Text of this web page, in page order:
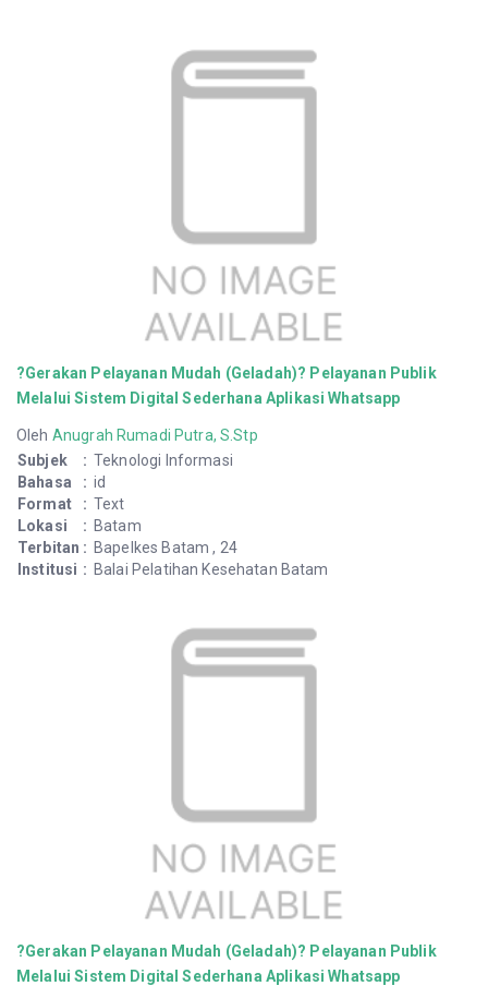
?Gerakan Pelayanan Mudah (Geladah)? Pelayanan Publik
Melalui Sistem Digital Sederhana Aplikasi Whatsapp
Oleh Anugrah Rumadi Putra, S.Stp
Subjek
: Teknologi Informasi
Bahasa
: id
Format
: Text
Lokasi
: Batam
Terbitan : Bapelkes Batam , 24
Institusi : Balai Pelatihan Kesehatan Batam
?Gerakan Pelayanan Mudah (Geladah)? Pelayanan Publik
Melalui Sistem Digital Sederhana Aplikasi Whatsapp